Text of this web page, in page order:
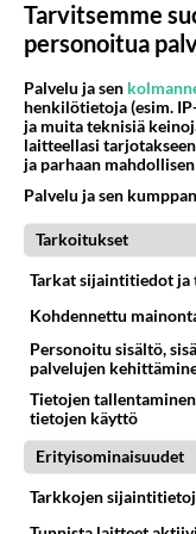
04.08.2026 10:07
Martinan
05.08.2026 05:51
Mikä sinua ja
04.08.2026 18:50
Sinulle mies
05.08.2026 07:23
Mitä uskot hänen
😇
04.08.2026 18:30
Tarvitsemme
personoitua
Palvelu ja sen
henkilötietoja (esim.
ja muita teknisiä
laitteellasi
ja parhaan
Palvelu ja sen
Tarkoitukset
Tarkat sijaintitiedot ja
Kohdennettu
Personoitu sisältö,
palvelujen
Tietojen
tietojen käyttö
Erityisominaisuudet
Tarkkojen